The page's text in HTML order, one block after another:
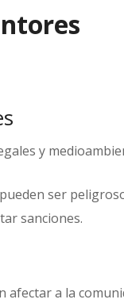
y
ser
sanciones.
afectar a la